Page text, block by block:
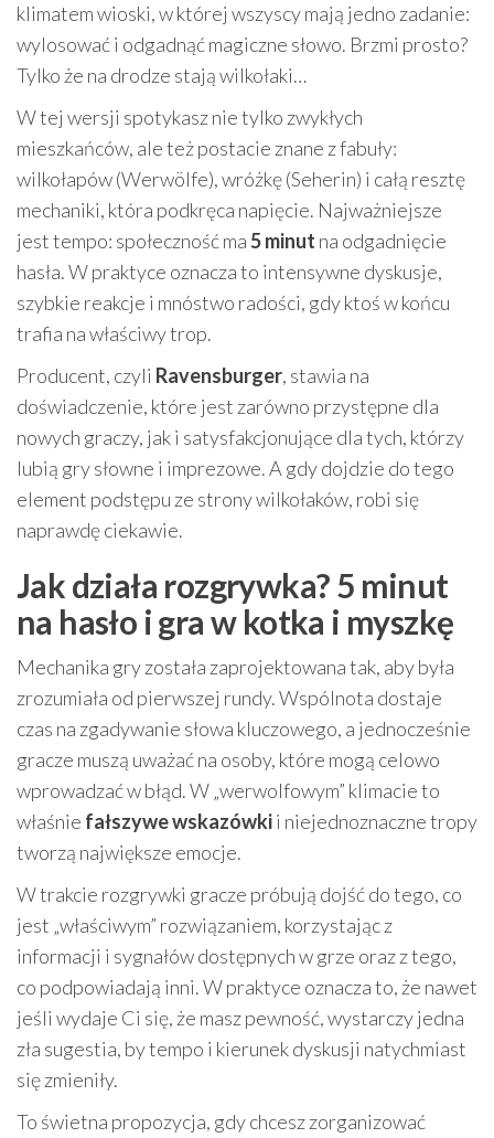
klimatem wioski, w której wszyscy mają jedno zadanie:
wylosować i odgadnąć magiczne słowo. Brzmi prosto?
Tylko że na drodze stają wilkołaki…
W tej wersji spotykasz nie tylko zwykłych
mieszkańców, ale też postacie znane z fabuły:
wilkołapów (Werwölfe), wróżkę (Seherin) i całą resztę
mechaniki, która podkręca napięcie. Najważniejsze
jest tempo: społeczność ma5 minut na odgadnięcie
hasła. W praktyce oznacza to intensywne dyskusje,
szybkie reakcje i mnóstwo radości, gdy ktoś w końcu
trafia na właściwy trop.
Producent, czyli Ravensburger, stawia na
doświadczenie, które jest zarówno przystępne dla
nowych graczy, jak i satysfakcjonujące dla tych, którzy
lubią gry słowne i imprezowe. A gdy dojdzie do tego
element podstępu ze strony wilkołaków, robi się
naprawdę ciekawie.
Jak działa rozgrywka? 5 minut
na hasło i gra w kotka i myszkę
Mechanika gry została zaprojektowana tak, aby była
zrozumiała od pierwszej rundy. Wspólnota dostaje
czas na zgadywanie słowa kluczowego, a jednocześnie
gracze muszą uważać na osoby, które mogą celowo
wprowadzać w błąd. W „werwolfowym” klimacie to
właśnie fałszywe wskazówkii niejednoznaczne tropy
tworzą największe emocje.
W trakcie rozgrywki gracze próbują dojść do tego, co
jest „właściwym” rozwiązaniem, korzystając z
informacji i sygnałów dostępnych w grze oraz z tego,
co podpowiadają inni. W praktyce oznacza to, że nawet
jeśli wydaje Ci się, że masz pewność, wystarczy jedna
zła sugestia, by tempo i kierunek dyskusji natychmiast
się zmieniły.
To świetna propozycja, gdy chcesz zorganizować